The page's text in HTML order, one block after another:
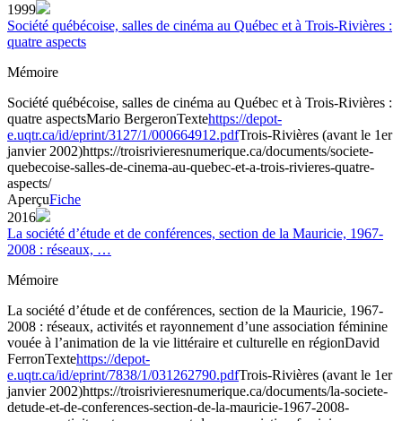
1999
Société québécoise, salles de cinéma au Québec et à Trois-Rivières :
quatre aspects
Mémoire
Société québécoise, salles de cinéma au Québec et à Trois-Rivières :
quatre aspectsMario BergeronTextehttps://depot-
e.uqtr.ca/id/eprint/3127/1/000664912.pdfTrois-Rivières (avant le 1er
janvier 2002)https://troisrivieresnumerique.ca/documents/societe-
quebecoise-salles-de-cinema-au-quebec-et-a-trois-rivieres-quatre-
aspects/
AperçuFiche
2016
La société d’étude et de conférences, section de la Mauricie, 1967-
2008 : réseaux, …
Mémoire
La société d’étude et de conférences, section de la Mauricie, 1967-
2008 : réseaux, activités et rayonnement d’une association féminine
vouée à l’animation de la vie littéraire et culturelle en régionDavid
FerronTextehttps://depot-
e.uqtr.ca/id/eprint/7838/1/031262790.pdfTrois-Rivières (avant le 1er
janvier 2002)https://troisrivieresnumerique.ca/documents/la-societe-
detude-et-de-conferences-section-de-la-mauricie-1967-2008-